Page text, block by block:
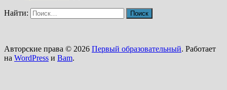
Найти:
Авторские права © 2026 Первый образовательный. Работает
на WordPress и Bam.